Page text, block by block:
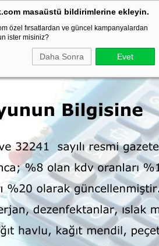
masaüstü bildirimlerine ekleyin.
özel fırsatlardan ve güncel kampanyalardan
ister misiniz?
Daha Sonra Evet
Temizlik Dispenser
Tuvalet Kağıdı Jumbo Tuvalet Kağıdı
Mini Jumbo Tuvalet
Marka : Tooledo
Tahmini Teslim Süresi
: 7